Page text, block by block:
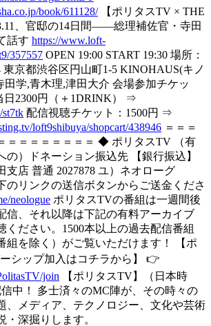
book/611128/【ポリタスTV × THE
、官邸の14日間――総理補佐官・寺田
話す https://www.loft-
357557 OPEN 19:00 START 19:30 場所：
東京都渋谷区円山町1-5 KINOHAUS(キノ
田学,青木理,津田大介 会場参加チケッ
日2300円（＋1DRINK） ⇒
st7tk 配信視聴チケット：1500円 ⇒
loft9shibuya/shopcart/438946 ＝＝＝
＝＝＝＝＝＝＝＝ ◆ ポリタスTV （有
の）ドネーション振込先 【銀行振込】
店 普通 2027878 ユ）ネオローグ
のリンクの送信ボタンからご送金くださ
neologue ポリタスTVの番組は一週間後
信、それ以降は下記の有料アーカイブ
ください。1500本以上の過去配信番組
組を除く）がご覧いただけます！ 【ポ
シップ加入はコチラから】 👉
join 【ポリタスTV】（日本時
中！ 多士済々のMC陣が、その時々の
、メディア、テクノロジー、文化や芸術
・深掘りします。